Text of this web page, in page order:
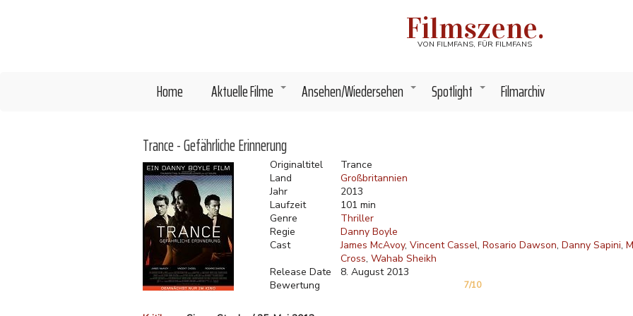
Filmszene.
VON FILMFANS, FÜR FILMFANS
Home +
Aktuelle Filme +
Ansehen/Wiedersehen +
Spotlight Filmarchiv
Trance - Gefährliche Erinnerung
Originaltitel
Trance
Land
Großbritannien
Jahr
2013
Laufzeit
101 min
Genre
Thriller
Regie
Danny Boyle
Cast
James McAvoy Vincent Cassel Rosario Dawson Danny Sapini
Cross Wahab Sheikh
Release Date
8. August 2013
Bewertung
7/10